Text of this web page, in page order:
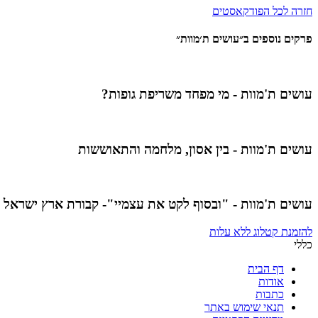
חזרה לכל הפודקאסטים
פרקים נוספים ב״עושים ת׳מוות״
עושים ת'מוות - מי מפחד משריפת גופות?
עושים ת'מוות - בין אסון, מלחמה והתאוששות
עושים ת'מוות - "ובסוף לקט את עצמיי"- קבורת ארץ ישראל
להזמנת קטלוג ללא עלות
כללי
דף הבית
אודות
כתבות
תנאי שימוש באתר